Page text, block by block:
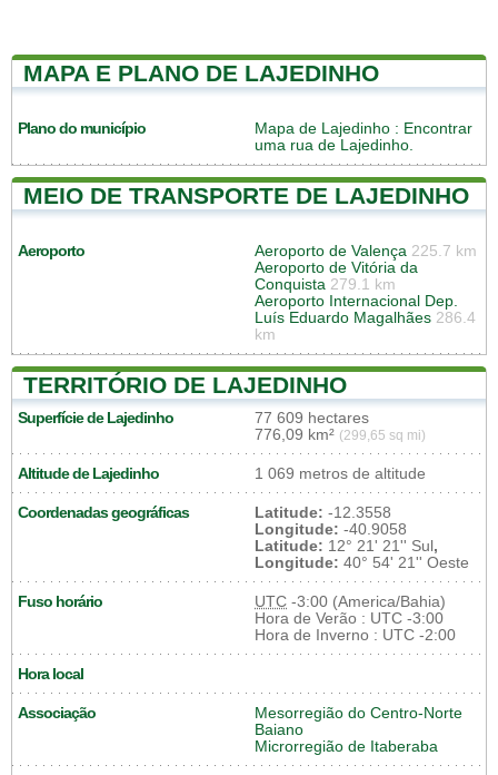
MAPA E PLANO DE LAJEDINHO
Plano do município Mapa de Lajedinho : Encontrar
uma rua de Lajedinho.
MEIO DE TRANSPORTE DE LAJEDINHO
Aeroporto Aeroporto de Valença 225.7 km
Aeroporto de Vitória da
Conquista 279.1 km
Aeroporto Internacional Dep.
Luís Eduardo Magalhães 286.4
km
TERRITÓRIO DE LAJEDINHO
Superfície de Lajedinho
77 609 hectares
776,09 km² (299,65 sq mi)
Altitude de Lajedinho 1 069 metros de altitude
Coordenadas geográficas Latitude: -12.3558
Longitude: -40.9058
Latitude: 12° 21' 21'' Sul,
Longitude: 40° 54' 21'' Oeste
Fuso horário UTC -3:00 (America/Bahia)
Hora de Verão : UTC -3:00
Hora de Inverno : UTC -2:00
Hora local
Associação
Mesorregião do Centro-Norte
Baiano
Microrregião de Itaberaba